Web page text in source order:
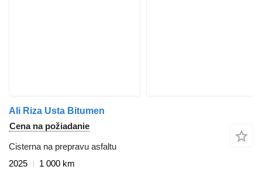
Ali Riza Usta Bitumen
Cena na požiadanie
Cisterna na prepravu asfaltu
2025
1 000 km